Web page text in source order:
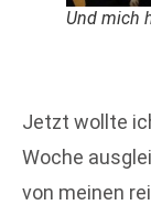
Und mich
Jetzt wollte
Woche
von meinen